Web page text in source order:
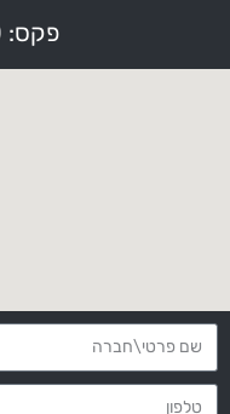
פקס: 03-5034970